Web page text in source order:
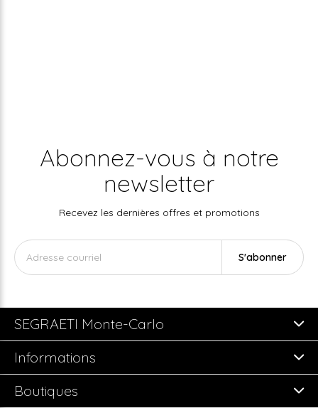
Abonnez-vous à notre
newsletter
Recevez les dernières offres et promotions
S'abonner
SEGRAETI Monte-Carlo
Informations
Boutiques